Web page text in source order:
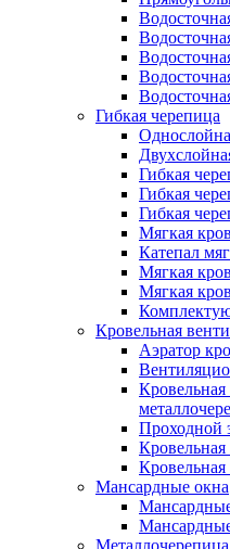
Гибкая черепица
Гибкая
Гибкая
Гибкая
Мягкая
Катепал
Мягкая
Мягкая
Кровельная
Аэратор
Кровельная
Проходной
Мансардные окна
Металлочерепица